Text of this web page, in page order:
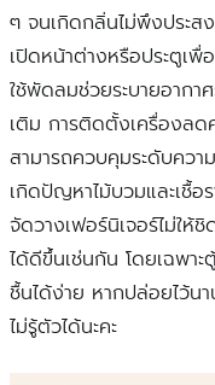
ๆ จนเกิดกลิ่นไม่พึงประส
เปิดหน้าต่างหรือประตูเ
ใช้พัดลมช่วยระบายอาก
เติม การติดตั้งเครื่องลด
สามารถควบคุมระดับควา
เกิดปัญหาไม้บวมและเชื้อ
จัดวางเฟอร์นิเจอร์ไม่ให้
ได้ดีขึ้นเช่นกัน โดยเฉพ
ชื้นได้ง่าย หากปล่อยไว้น
ไม่รู้ตัวได้นะคะ